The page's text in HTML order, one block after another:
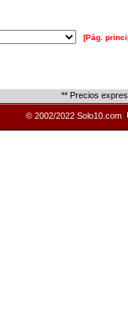
[Pág.
** Precios
© 2002/2022 Solo10.com